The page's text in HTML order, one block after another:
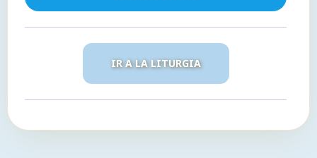
IR A LA LITURGIA